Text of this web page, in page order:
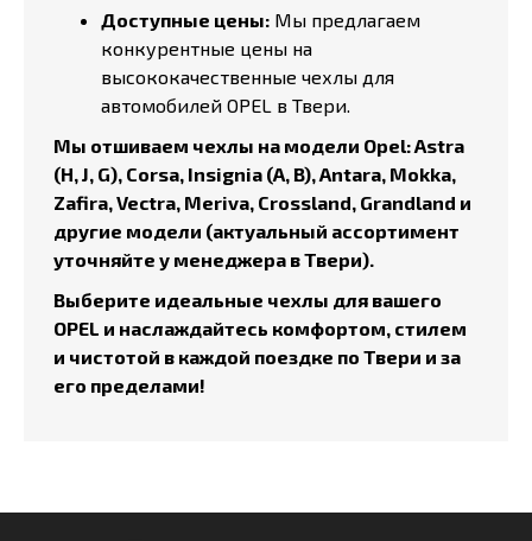
Доступные цены: Мы предлагаем
конкурентные цены на
высококачественные чехлы для
автомобилей OPEL в Твери.
Мы отшиваем чехлы на модели Opel: Astra
(H, J, G), Corsa, Insignia (A, B), Antara, Mokka,
Zafira, Vectra, Meriva, Crossland, Grandland и
другие модели (актуальный ассортимент
уточняйте у менеджера в Твери).
Выберите идеальные чехлы для вашего
OPEL и наслаждайтесь комфортом, стилем
и чистотой в каждой поездке по Твери и за
его пределами!